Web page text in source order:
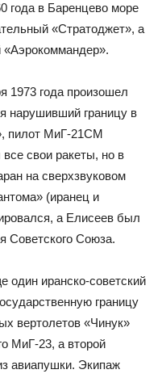
года в Баренцево море
«Стратоджет», а
«Аэрокоммандер».
1973 года произошел
нарушивший границу в
пилот МиГ-21СМ
свои ракеты, но в
на сверхзвуковом
(иранец и
а Елисеев был
Советского Союза.
один иранско-советский
границу
вертолетов «Чинук»
МиГ-23, а второй
авиапушки. Экипаж